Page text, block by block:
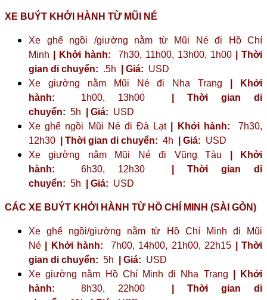
XE BUÝT KHỞI HÀNH TỪ MŨI NÉ
Xe ghế ngồi /giường nằm từ Mũi Né đi Hồ Chí
Minh
| Khởi hành: 7h30, 11h00, 13h00, 1h00
| Thời
gian di chuyển: .5h | Giá: USD
Xe giường nằm Mũi Né đi Nha Trang
| Khởi
hành: 1h00, 13h00
| Thời gian di
chuyển: 5h | Giá: USD
Xe ghế ngồi Mũi Né đi Đà Lạt
| Khởi hành: 7h30,
12h30
| Thời gian di chuyển: 4h | Giá: USD
Xe giường nằm Mũi Né đi Vũng Tàu
| Khởi
hành: 6h30, 12h30
| Thời gian di
chuyển: 5h | Giá: USD
CÁC XE BUÝT KHỞI HÀNH TỪ HỒ CHÍ MINH (SÀI GÒN)
Xe ghế ngồi/giường nằm từ Hồ Chí Minh đi Mũi
Né
| Khởi hành: 7h00, 14h00, 21h00, 22h15
| Thời
gian di chuyển: 5h | Giá: USD
Xe giường nằm Hồ Chí Minh đi Nha Trang
| Khởi
hành: 8h30, 22h00
| Thời gian di